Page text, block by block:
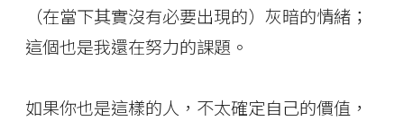
（在當下其實沒有必要出現的）灰暗的情緒；
這個也是我還在努力的課題。
如果你也是這樣的人，不太確定自己的價值，